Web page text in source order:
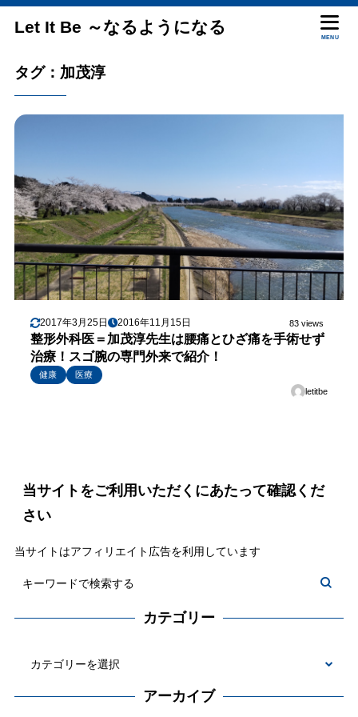
Let It Be ～なるようになる
MENU
タグ：加茂淳
2017年3月25日 2016年11月15日 83 views
整形外科医＝加茂淳先生は腰痛とひざ痛を手術せず
治療！スゴ腕の専門外来で紹介！
健康
医療
letitbe
当サイトをご利用いただくにあたって確認くだ
さい
当サイトはアフィリエイト広告を利用しています
カテゴリー
アーカイブ